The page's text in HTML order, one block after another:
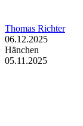
Thomas Richter
06.12.2025
Hänchen
05.11.2025